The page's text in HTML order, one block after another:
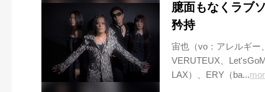
臆面もなくラブ
矜持
宙也（vo：アレルギー
VERUTEUX、
LAX）、ERY（ba...